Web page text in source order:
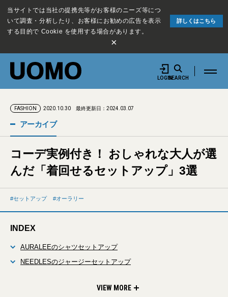
当サイトでは当社の提携先等がお客様のニーズ等につ
いて調査・分析したり、お客様にお勧めの広告を表示
する目的で Cookie を使用する場合があります。
詳しくはこちら
×
LOGINSEARCH
FASHION 2020.10.30 最終更新日：2024.03.07
アーカイブ
コーデ実例付き！ おしゃれな大人が選
んだ「着回せるセットアップ」3選
セットアップ オーラリー
INDEX
AURALEEのシャツセットアップ
NEEDLESのジャージーセットアップ
VIEW MORE